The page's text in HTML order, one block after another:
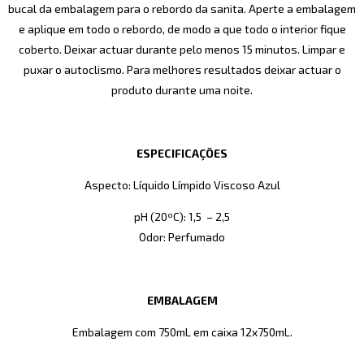
bucal da embalagem para o rebordo da sanita. Aperte a embalagem
e aplique em todo o rebordo, de modo a que todo o interior fique
coberto. Deixar actuar durante pelo menos 15 minutos. Limpar e
puxar o autoclismo. Para melhores resultados deixar actuar o
produto durante uma noite.
ESPECIFICAÇÕES
Aspecto: Líquido Límpido Viscoso Azul
pH (20ºC): 1,5 – 2,5
Odor: Perfumado
EMBALAGEM
Embalagem com 750mL em caixa 12x750mL.